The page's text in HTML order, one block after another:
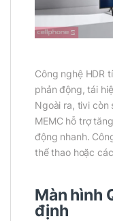
Công nghệ HDR
phản động, tái
Ngoài ra, tivi còn
MEMC hỗ trợ
động nhanh.
thể thao hoặc
Màn hình
định